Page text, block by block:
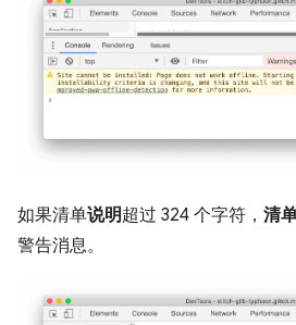
如果清单说明超过 324 个字符， 清
警告消息。